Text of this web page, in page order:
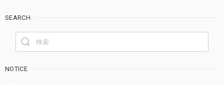
SEARCH
NOTICE